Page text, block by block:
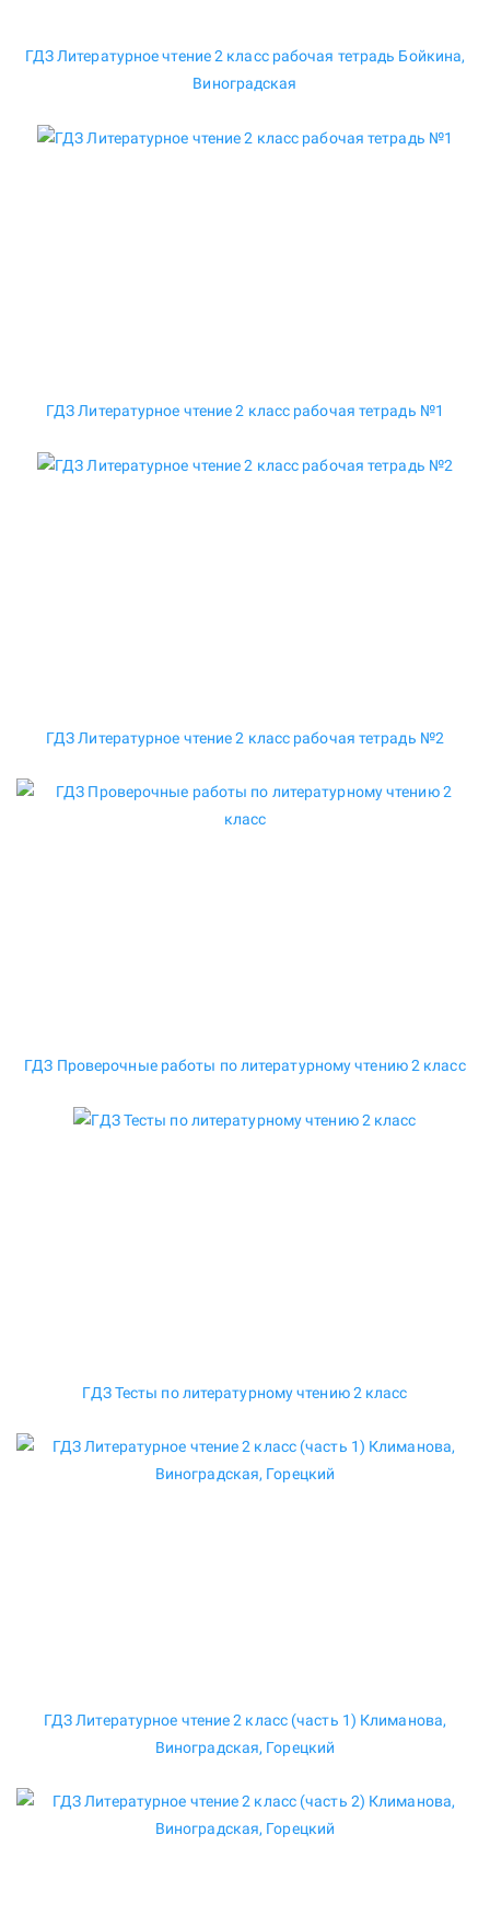
ГДЗ Литературное чтение 2 класс рабочая тетрадь Бойкина,
Виноградская
ГДЗ Литературное чтение 2 класс рабочая тетрадь №1
ГДЗ Литературное чтение 2 класс рабочая тетрадь №2
ГДЗ Проверочные работы по литературному чтению 2 класс
ГДЗ Тесты по литературному чтению 2 класс
ГДЗ Литературное чтение 2 класс (часть 1) Климанова,
Виноградская, Горецкий